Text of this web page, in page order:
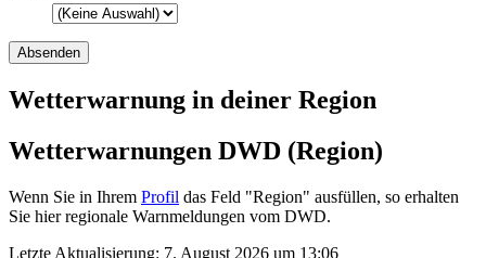
Wetterwarnung in deiner Region
Wetterwarnungen DWD (Region)
Wenn Sie in Ihrem Profil das Feld "Region" ausfüllen, so erhalten
Sie hier regionale Warnmeldungen vom DWD.
Letzte Aktualisierung: 7. August 2026 um 13:06